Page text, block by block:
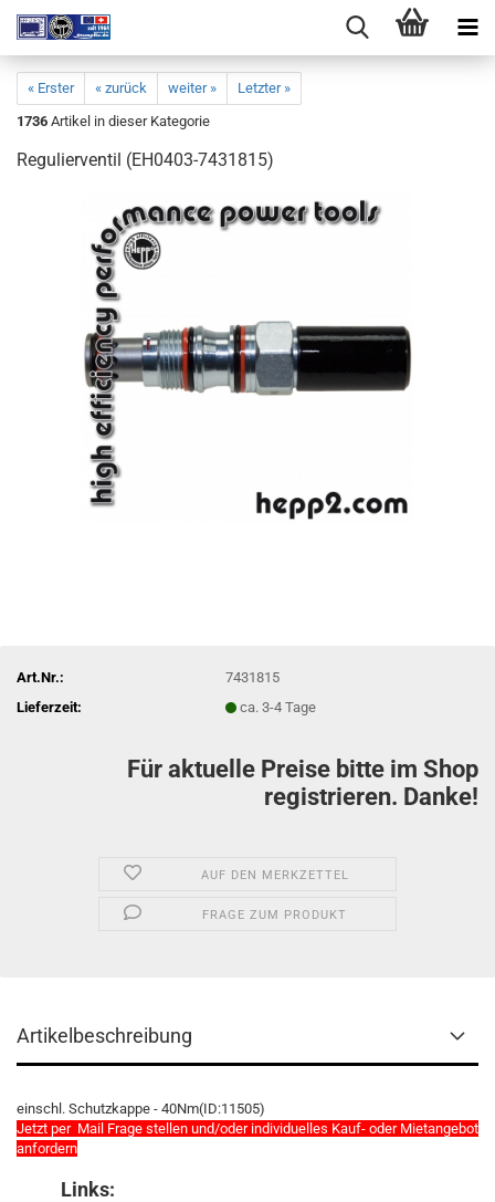
« Erster « zurück weiter »
Letzter »
1736 Artikel in dieser Kategorie
Regulierventil (EH0403-7431815)
Art.Nr.:
7431815
Lieferzeit:
ca. 3-4 Tage
Für aktuelle Preise bitte im Shop
registrieren. Danke!
AUF DEN MERKZETTEL
FRAGE ZUM PRODUKT
Artikelbeschreibung
einschl. Schutzkappe - 40Nm(ID:11505)
Jetzt per Mail Frage stellen und/oder individuelles Kauf- oder Mietangebot
anfordern
Links: